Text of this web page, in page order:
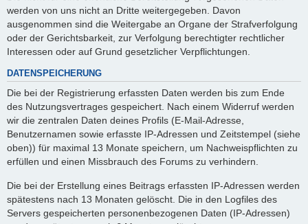
werden von uns nicht an Dritte weitergegeben. Davon
ausgenommen sind die Weitergabe an Organe der Strafverfolgung
oder der Gerichtsbarkeit, zur Verfolgung berechtigter rechtlicher
Interessen oder auf Grund gesetzlicher Verpflichtungen.
DATENSPEICHERUNG
Die bei der Registrierung erfassten Daten werden bis zum Ende
des Nutzungsvertrages gespeichert. Nach einem Widerruf werden
wir die zentralen Daten deines Profils (E-Mail-Adresse,
Benutzernamen sowie erfasste IP-Adressen und Zeitstempel (siehe
oben)) für maximal 13 Monate speichern, um Nachweispflichten zu
erfüllen und einen Missbrauch des Forums zu verhindern.
Die bei der Erstellung eines Beitrags erfassten IP-Adressen werden
spätestens nach 13 Monaten gelöscht. Die in den Logfiles des
Servers gespeicherten personenbezogenen Daten (IP-Adressen)